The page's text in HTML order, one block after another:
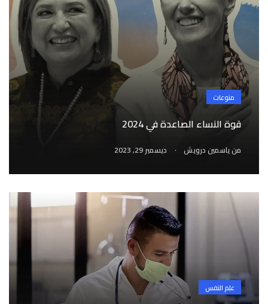
منوعات
قوة النساء الصاعدة في 2024
منياسمين درويش . ديسمبر 29, 2023
علم النفس